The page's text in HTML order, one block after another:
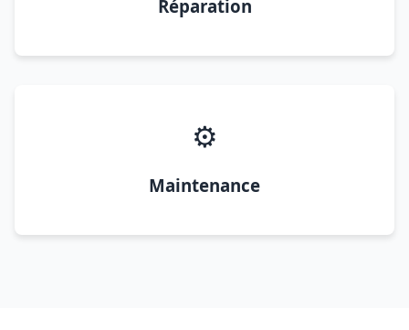
Réparation
⚙️
Maintenance